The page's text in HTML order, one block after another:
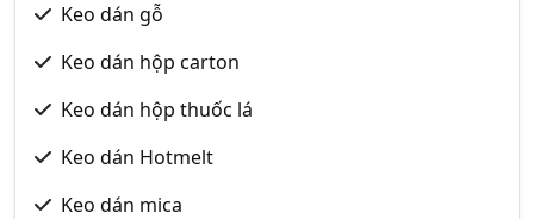
Keo dán gỗ
Keo dán hộp carton
Keo dán hộp thuốc lá
Keo dán Hotmelt
Keo dán mica